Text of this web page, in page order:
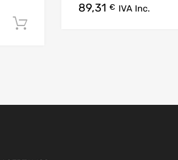
89,31 € IVA Inc.